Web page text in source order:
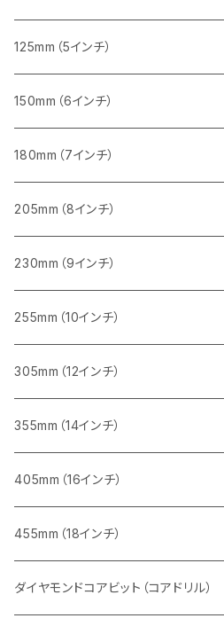
セグメント（一般道路カッター用
セグメント（一般道路カッター用
セグメント（特殊凸凹加工チップ）
セグメント
セグメント（特殊凸凹加工チップ）
405mm（16インチ）
セグメントタイプ
砥石（補強綱入り）
一般道路カッター用
305ｍｍ（12インチ）
一般道路カッター用
355ｍｍ（14インチ）
一般道路カッター用
405mm（16インチ）
一般道路カッター用
455ｍｍ（18インチ）
一般道路カッター用
タイル切断用
みかげ石（御影石）切断用
コンクリート切断用
ブロック切断用
レンガ切断用
インターロッキング切断用
鋳鉄管切断用
ヒューム管・U字溝切断用
125mm（5インチ）
タイル切断用
みかげ石（御影石）切断用
コンクリート切断用
ブロック切断用
レンガ切断用
インターロッキング切断用
鋳鉄管切断用
ヒューム管・U字溝切断用
FRP切断用
塩ビ管・キッチンパネル切断用
150mm（6インチ）
みかげ石（御影石）切断用
コンクリート切断用
ブロック切断用
レンガ切断用
インターロッキング切断用
鋳鉄管切断用
ヒューム管・U字溝切断用
180mm（7インチ）
みかげ石（御影石）切断用
コンクリート切断用
ブロック切断用
レンガ切断用
インターロッキング切断用
鋳鉄管切断用
ヒューム管・U字溝切断用
205mm（8インチ）
みかげ石（御影石）切断用
コンクリート切断用
ブロック切断用
レンガ切断用
インターロッキング切断用
鋳鉄管切断用
ヒューム管・U字溝切断用
230mm（9インチ）
みかげ石（御影石）切断用
コンクリート切断用
ブロック切断用
レンガ切断用
インターロッキング切断用
鋳鉄管切断用
255mm（10インチ）
コンクリート切断用
一般道路カッター用
ブロック切断用
レンガ切断用
インターロッキング切断用
一般道路カッター用
ヒューム管・U字溝切断用
305mm（12インチ）
みかげ石（御影石）切断用
セグメント
セグメント（特殊凹凸加工チップ
鉄筋コンクリート切断用
セグメントタイプ
コンクリート切断用
セグメント
ブロック切断用
355mm（14インチ）
みかげ石（御影石）切断用
セグメント
セグメント（特殊凸凹加工チップ
鉄筋コンクリート切断用
セグメントタイプ
コンクリート切断用
405mm（16インチ）
みかげ石（御影石）切断用
セグメントタイプ
コンクリート切断用
455mm（18インチ）
道路コンクリート切断用
ダイヤモンドコアビット（コアドリル）